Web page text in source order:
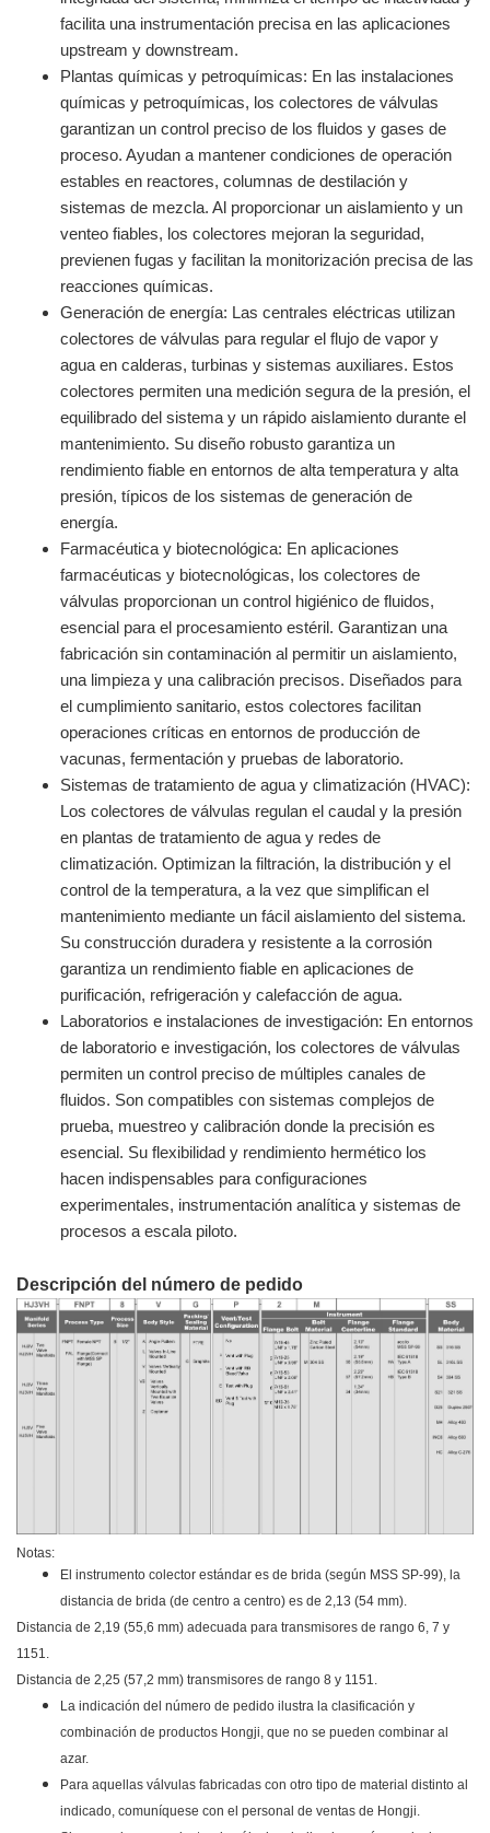
facilita una instrumentación precisa en las aplicaciones
upstream y downstream.
Plantas químicas y petroquímicas: En las instalaciones
químicas y petroquímicas, los colectores de válvulas
garantizan un control preciso de los fluidos y gases de
proceso. Ayudan a mantener condiciones de operación
estables en reactores, columnas de destilación y
sistemas de mezcla. Al proporcionar un aislamiento y un
venteo fiables, los colectores mejoran la seguridad,
previenen fugas y facilitan la monitorización precisa de las
reacciones químicas.
Generación de energía: Las centrales eléctricas utilizan
colectores de válvulas para regular el flujo de vapor y
agua en calderas, turbinas y sistemas auxiliares. Estos
colectores permiten una medición segura de la presión, el
equilibrado del sistema y un rápido aislamiento durante el
mantenimiento. Su diseño robusto garantiza un
rendimiento fiable en entornos de alta temperatura y alta
presión, típicos de los sistemas de generación de
energía.
Farmacéutica y biotecnológica: En aplicaciones
farmacéuticas y biotecnológicas, los colectores de
válvulas proporcionan un control higiénico de fluidos,
esencial para el procesamiento estéril. Garantizan una
fabricación sin contaminación al permitir un aislamiento,
una limpieza y una calibración precisos. Diseñados para
el cumplimiento sanitario, estos colectores facilitan
operaciones críticas en entornos de producción de
vacunas, fermentación y pruebas de laboratorio.
Sistemas de tratamiento de agua y climatización (HVAC):
Los colectores de válvulas regulan el caudal y la presión
en plantas de tratamiento de agua y redes de
climatización. Optimizan la filtración, la distribución y el
control de la temperatura, a la vez que simplifican el
mantenimiento mediante un fácil aislamiento del sistema.
Su construcción duradera y resistente a la corrosión
garantiza un rendimiento fiable en aplicaciones de
purificación, refrigeración y calefacción de agua.
Laboratorios e instalaciones de investigación: En entornos
de laboratorio e investigación, los colectores de válvulas
permiten un control preciso de múltiples canales de
fluidos. Son compatibles con sistemas complejos de
prueba, muestreo y calibración donde la precisión es
esencial. Su flexibilidad y rendimiento hermético los
hacen indispensables para configuraciones
experimentales, instrumentación analítica y sistemas de
procesos a escala piloto.
Descripción del número de pedido
Notas:
El instrumento colector estándar es de brida (según MSS SP-99), la
distancia de brida (de centro a centro) es de 2,13 (54 mm).
Distancia de 2,19 (55,6 mm) adecuada para transmisores de rango 6, 7 y
1151.
Distancia de 2,25 (57,2 mm) transmisores de rango 8 y 1151.
La indicación del número de pedido ilustra la clasificación y
combinación de productos Hongji, que no se pueden combinar al
azar.
Para aquellas válvulas fabricadas con otro tipo de material distinto al
indicado, comuníquese con el personal de ventas de Hongji.